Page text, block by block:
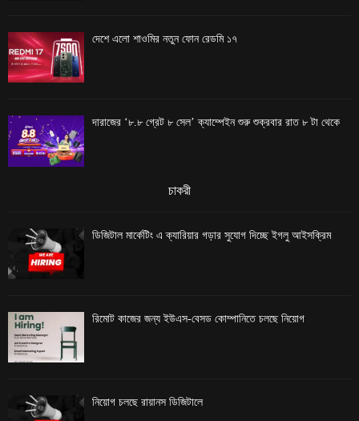
দেশে এলো শাওমির নতুন ফোন রেডমি ১৭
দারাজের ‘৮.৮ গ্রেট ৮ সেল’ ক্যাম্পেইন শুরু শুক্রবার রাত ৮ টা থেকে
চাকরী
ডিজিটাল মার্কেটিং এ ক্যারিয়ার গড়ার সুযোগ দিচ্ছে ইগলু আইসক্রিম
রিমোট কাজের জন্য ইউএস-বেসড কোম্পানিতে চলছে নিয়োগ
নিয়োগ চলছে রায়ানস ডিজিটালে